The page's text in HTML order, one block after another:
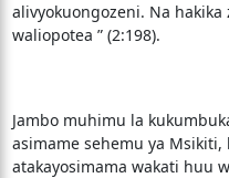
alivyokuongozeni. Na
waliopotea ” (2:198).
Jambo muhimu la
asimame sehemu ya Msikiti,
atakayosimama wakati huu